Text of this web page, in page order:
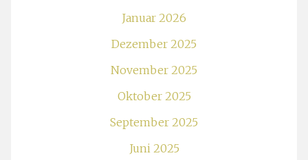
Januar 2026
Dezember 2025
November 2025
Oktober 2025
September 2025
Juni 2025